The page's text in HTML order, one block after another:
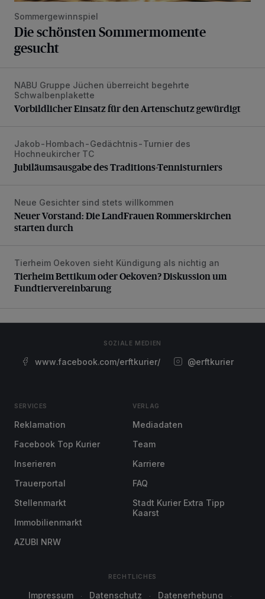
Sommergewinnspiel
Die schönsten Sommermomente
gesucht
Vorbildlicher Einsatz für den Artenschutz gewürdigt
NABU Gruppe Jüchen überreicht begehrte
Schwalbenplakette
Vorbildlicher Einsatz für den Artenschutz gewürdigt
Jubiläumsausgabe des Traditions-Tennisturniers
Jakob-Hombach-Gedächtnis-Turnier des
Hochneukircher TC
Jubiläumsausgabe des Traditions-Tennisturniers
Neuer Vorstand: Die LandFrauen Rommerskirchen starten
Neue Gesichter sind stets willkommen
Neuer Vorstand: Die LandFrauen Rommerskirchen
starten durch
Tierheim Bettikum oder Oekoven? Diskussion um
Tierheim Oekoven sieht Kündigung als nichtig an
Tierheim Bettikum oder Oekoven? Diskussion um
Fundtiervereinbarung
SOZIALE MEDIEN
www.facebook.com/erftkurier/ @erftkurier
SERVICES
Reklamation
Facebook Top Kurier
Inserieren
Trauerportal
Stellenmarkt
Immobilienmarkt
AZUBI NRW
VERLAG
Mediadaten
Team
Karriere
FAQ
Stadt Kurier Extra Tipp
Kaarst
RECHTLICHES
Impressum Datenschutz Datenerhebung